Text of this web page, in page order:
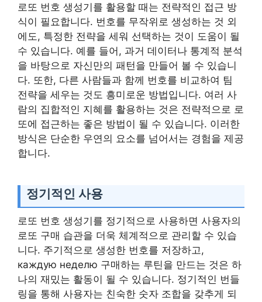
로또 번호 생성기를 활용할 때는 전략적인 접근 방
식이 필요합니다. 번호를 무작위로 생성하는 것 외
에도, 특정한 전략을 세워 선택하는 것이 도움이 될
수 있습니다. 예를 들어, 과거 데이터나 통계적 분석
을 바탕으로 자신만의 패턴을 만들어 볼 수 있습니
다. 또한, 다른 사람들과 함께 번호를 비교하여 팀
전략을 세우는 것도 흥미로운 방법입니다. 여러 사
람의 집합적인 지혜를 활용하는 것은 전략적으로 로
또에 접근하는 좋은 방법이 될 수 있습니다. 이러한
방식은 단순한 우연의 요소를 넘어서는 경험을 제공
합니다.
정기적인 사용
로또 번호 생성기를 정기적으로 사용하면 사용자의
로또 구매 습관을 더욱 체계적으로 관리할 수 있습
니다. 주기적으로 생성한 번호를 저장하고,
каждую неделю 구매하는 루틴을 만드는 것은 하
나의 재밌는 활동이 될 수 있습니다. 정기적인 번들
링을 통해 사용자는 친숙한 숫자 조합을 갖추게 되